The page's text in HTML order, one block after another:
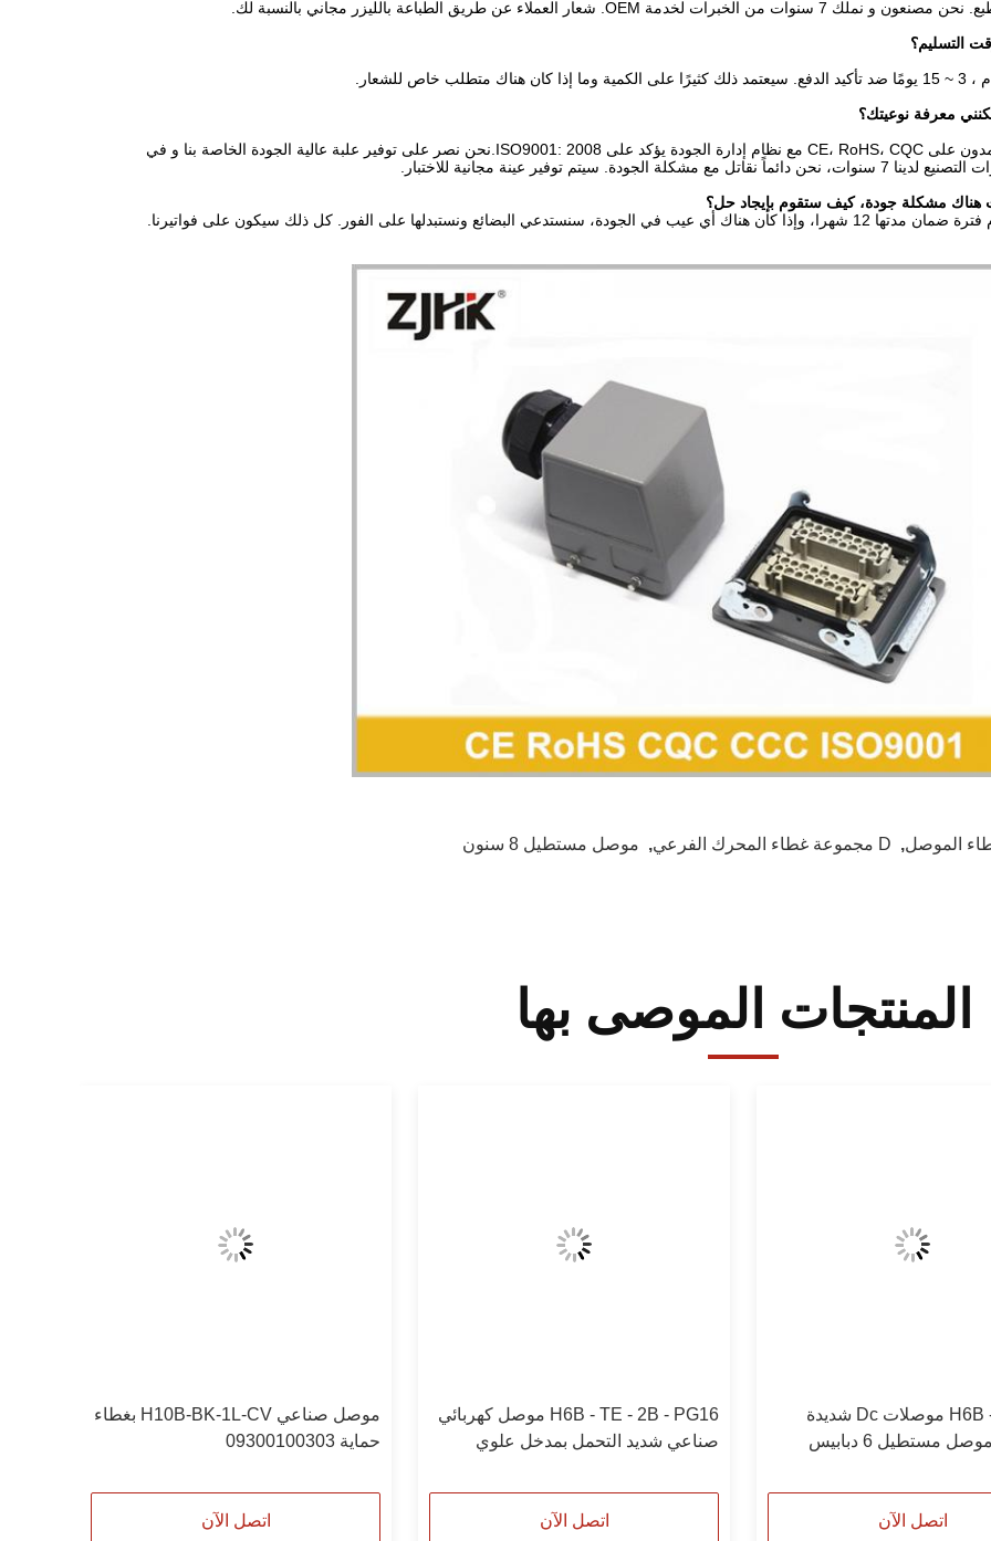
ج3: نحن معتمدون على CE، RoHS، CQC مع نظام إدارة الجودة يؤكد على ISO9001: 2008.نحن نصر على توفير علبة عالية الجودة الخاصة بنا و في
مع مشكلة الجودة. سيتم توفير عينة مجانية للاختبار.
الموصل, D مجموعة غطاء المحرك الفرعي , موصل مستطيل 8 سنون
المنتجات الموصى بها
H6B - BK - 1L موصلات Dc شديدة
التحمل ، موصل مستطيل 6 دبابيس
اتصل الآن
H6B - TE - 2B - PG16 موصل كهربائي
صناعي شديد التحمل بمدخل علوي
اتصل الآن
موصل صناعي H10B-BK-1L-CV بغطاء
حماية 09300100303
اتصل الآن